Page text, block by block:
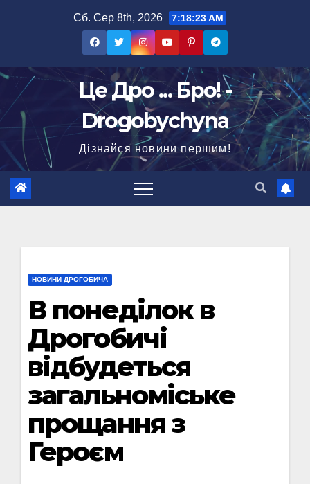
Сб. Сер 8th, 2026 7:18:24 AM
Це Дро ... Бро! -
Drogobychyna
Дізнайся новини першим!
НОВИНИ ДРОГОБИЧА
В понеділок в
Дрогобичі
відбудеться
загальноміське
прощання з
Героєм